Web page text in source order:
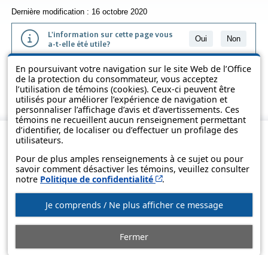
En poursuivant votre navigation sur le site Web de l’Office
de la protection du consommateur, vous acceptez
l’utilisation de témoins (cookies). Ceux-ci peuvent être
utilisés pour améliorer l’expérience de navigation et
personnaliser l’affichage d’avis et d’avertissements. Ces
témoins ne recueillent aucun renseignement permettant
d’identifier, de localiser ou d’effectuer un profilage des
utilisateurs.
Pour de plus amples renseignements à ce sujet ou pour
savoir comment désactiver les témoins, veuillez consulter
notre Politique de confidentialité Cet hyperlien s’ouvrira
.
Je comprends / Ne plus afficher ce message
Fermer
Dernière modification : 16 octobre 2020
L'information sur cette page vous
a-t-elle été utile?
Oui Non
L'information présentée dans cette page a été vulgarisée pour en
favoriser la compréhension. Elle ne remplace pas les textes des lois
et des règlements.
© Gouvernement du Québec, 2013-2025